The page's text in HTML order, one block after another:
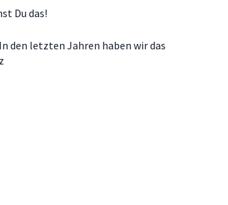
Du das!
den letzten Jahren haben wir das